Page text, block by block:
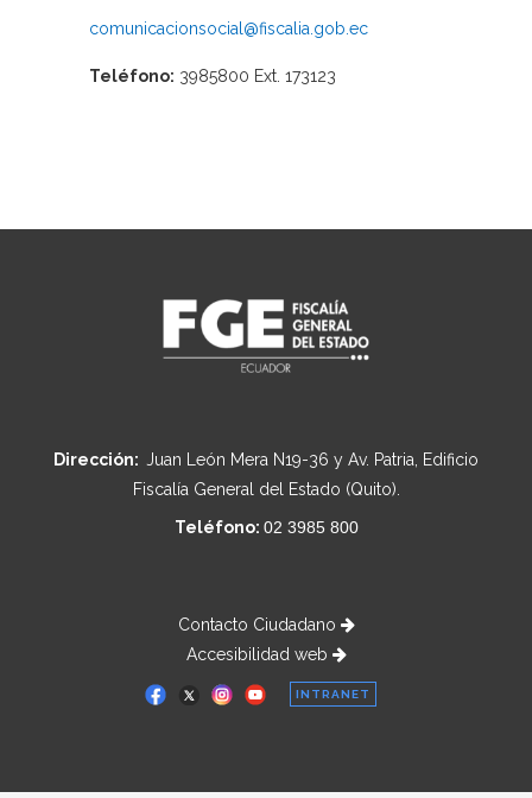
comunicacionsocial@fiscalia.gob.ec
Teléfono: 3985800 Ext. 173123
Dirección: Juan León Mera N19-36 y Av. Patria, Edificio
Fiscalía General del Estado (Quito).
Teléfono: 02 3985 800
Contacto Ciudadano
Accesibilidad web
INTRANET